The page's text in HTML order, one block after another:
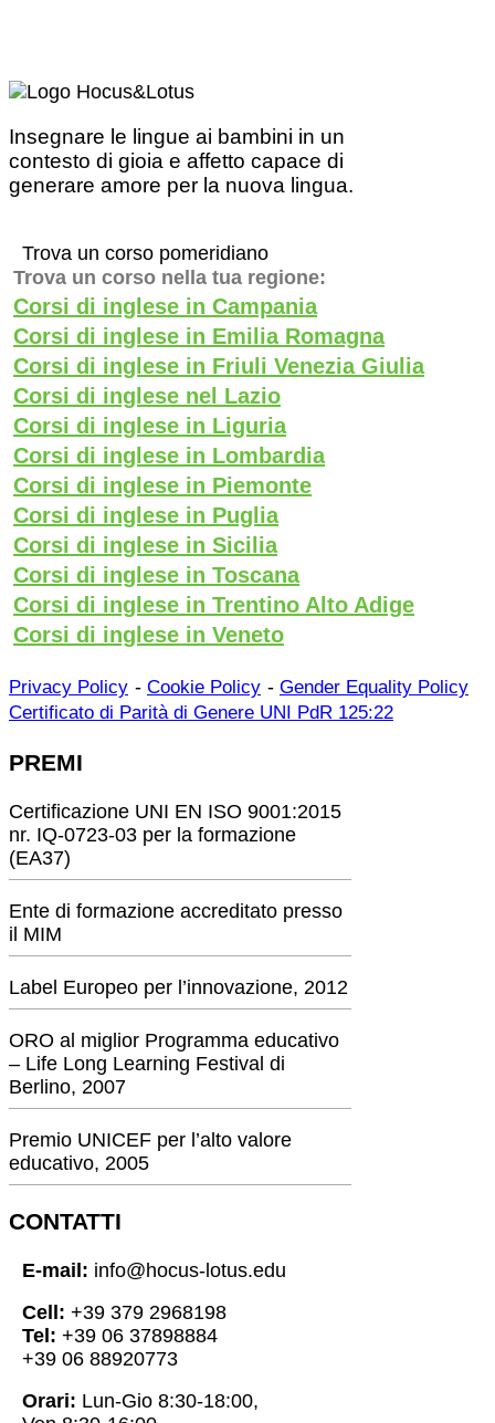
Insegnare le lingue ai bambini in un
contesto di gioia e affetto capace di
generare amore per la nuova lingua.
Trova un corso pomeridiano
Trova un corso nella tua regione:
Corsi di inglese in Campania
Corsi di inglese in Emilia Romagna
Corsi di inglese in Friuli Venezia Giulia
Corsi di inglese nel Lazio
Corsi di inglese in Liguria
Corsi di inglese in Lombardia
Corsi di inglese in Piemonte
Corsi di inglese in Puglia
Corsi di inglese in Sicilia
Corsi di inglese in Toscana
Corsi di inglese in Trentino Alto Adige
Corsi di inglese in Veneto
Privacy Policy - Cookie Policy - Gender Equality Policy
Certificato di Parità di Genere UNI PdR 125:22
PREMI
Certificazione UNI EN ISO 9001:2015
nr. IQ-0723-03 per la formazione
(EA37)
Ente di formazione accreditato presso
il MIM
Label Europeo per l’innovazione, 2012
ORO al miglior Programma educativo
– Life Long Learning Festival di
Berlino, 2007
Premio UNICEF per l’alto valore
educativo, 2005
CONTATTI
E-mail: info@hocus-lotus.edu
Cell: +39 379 2968198
Tel: +39 06 37898884
+39 06 88920773
Orari: Lun-Gio 8:30-18:00,